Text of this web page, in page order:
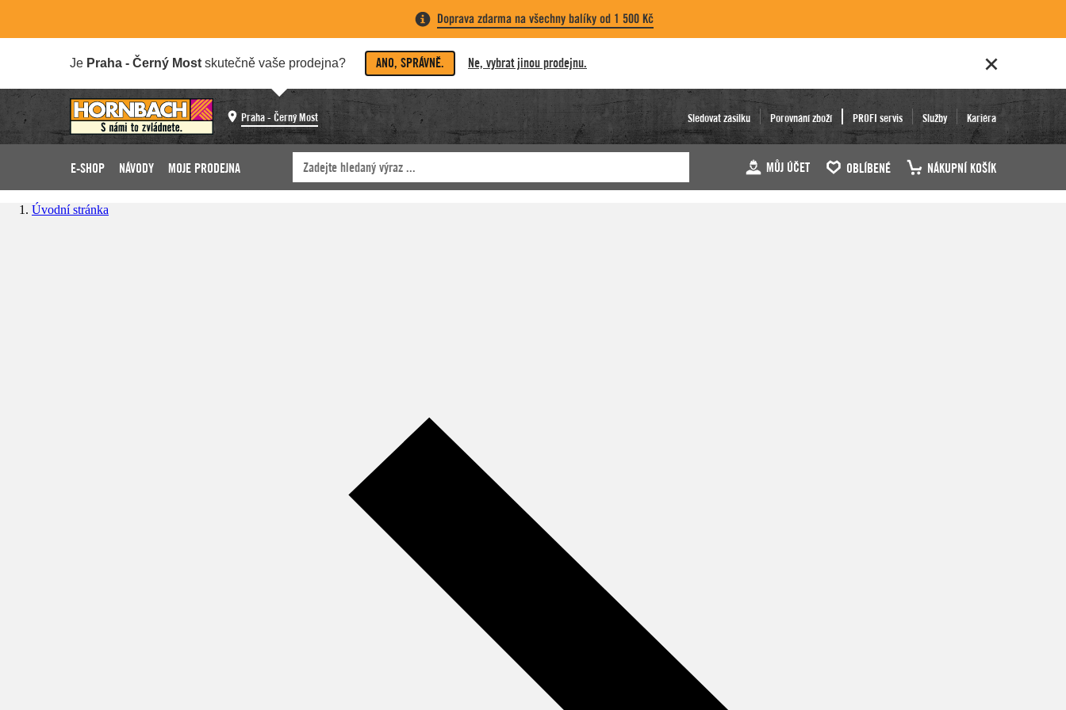
Doprava zdarma na všechny balíky od 1 500 Kč
Je Praha - Černý Most skutečně vaše prodejna? ANO, SPRÁVNĚ. Ne, vybrat jinou prodejnu.
Praha - Černý Most Sledovat zásilku Porovnání zboží PROFI servis Služby Kariéra
E-SHOP NÁVODY MOJE PRODEJNA MŮJ ÚČET OBLÍBENÉ NÁKUPNÍ KOŠÍK
Úvodní stránka